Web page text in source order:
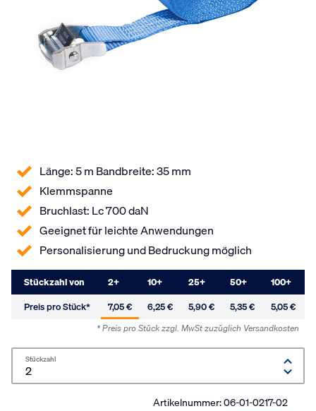
Länge: 5 m Bandbreite: 35 mm
Klemmspanne
Bruchlast: Lc 700 daN
Geeignet für leichte Anwendungen
Personalisierung und Bedruckung möglich
Stückzahl von 2+ 10+ 25+ 50+ 100+
Preis pro Stück*
7,05 € 6,25 € 5,90 € 5,35 € 5,05 €
* Preis pro Stück zzgl. MwStzuzüglich Versandkosten
Stückzahl
Artikelnummer:06-01-0217-02